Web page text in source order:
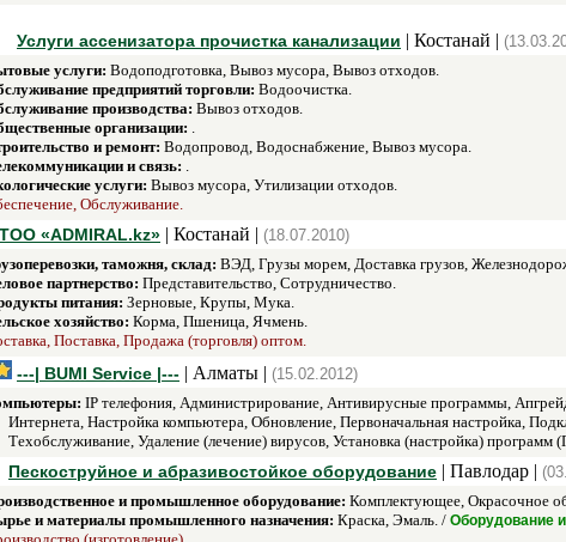
Услуги ассенизатора прочистка канализации | Костанай |
услуги: Водоподготовка, Вывоз мусора, Вывоз отходов.
предприятий торговли: Водоочистка.
производства: Вывоз отходов.
организации: .
и ремонт: Водопровод, Водоснабжение, Вывоз мусора.
и связь: .
услуги: Вывоз мусора, Утилизации отходов.
Обслуживание.
ТОО «ADMIRAL.kz» | Костанай | (18.07.2010)
таможня, склад: ВЭД, Грузы морем, Доставка грузов,
партнерство: Представительство, Сотрудничество.
питания: Зерновые, Крупы, Мука.
хозяйство: Корма, Пшеница, Ячмень.
Поставка, Продажа (торговля) оптом.
---| BUMI Service |--- | Алматы | (15.02.2012)
IP телефония, Администрирование, Антивирусные программы,
Интернета, Настройка компьютера, Обновление, Первоначальная настройка,
Техобслуживание, Удаление (лечение) вирусов, Установка (настройка)
Пескоструйное и абразивостойкое оборудование | Павлодар |
и промышленное оборудование: Комплектующее, Окрасочное
и материалы промышленного назначения: Краска, Эмаль. / Оборудование